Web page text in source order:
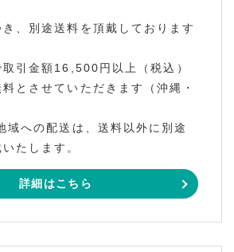
、別途送料を頂戴しております
引金額16,500円以上（税込）
とさせていただきます（沖縄・
への配送は、送料以外に別途
たします。
詳細はこちら